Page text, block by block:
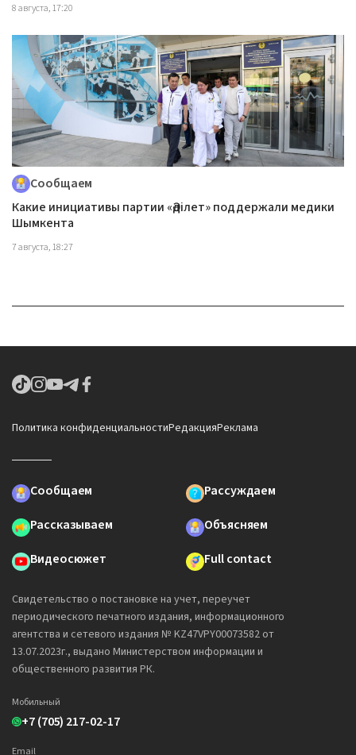
8 августа, 17:20
Сообщаем
Какие инициативы партии «Әділет» поддержали медики
Шымкента
7 августа, 18:27
Политика конфиденциальностиРедакцияРеклама
Сообщаем
Рассуждаем
Рассказываем
Объясняем
Видеосюжет
Full contact
Свидетельство о постановке на учет, переучет
периодического печатного издания, информационного
агентства и сетевого издания № KZ47VPY00073582 от
13.07.2023г., выдано Министерством информации и
общественного развития РК.
Мобильный
+7 (705) 217-02-17
Email